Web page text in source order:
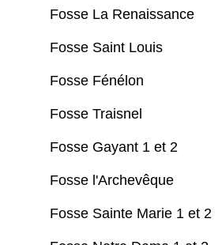
Fosse La Renaissance
Fosse Saint Louis
Fosse Fénélon
Fosse Traisnel
Fosse Gayant 1 et 2
Fosse l'Archevêque
Fosse Sainte Marie 1 et 2